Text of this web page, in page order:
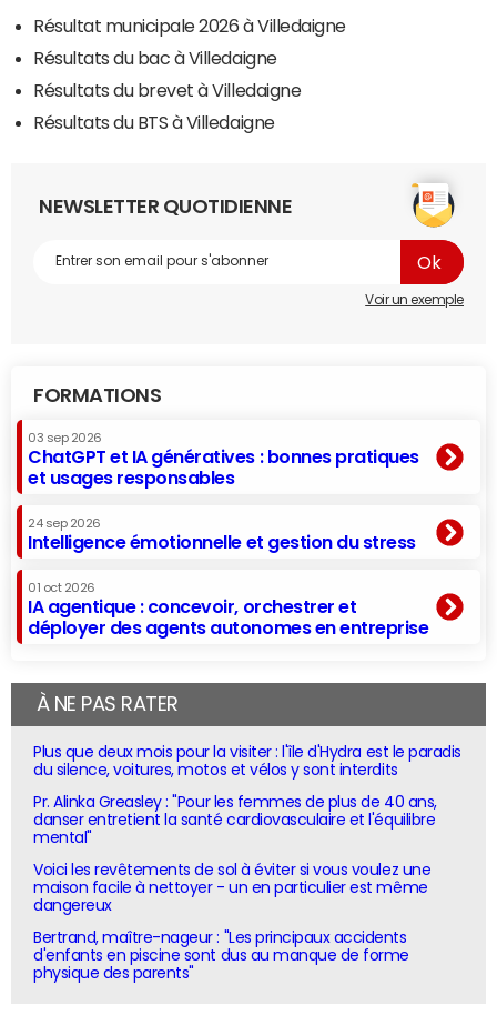
Résultat municipale 2026 à Villedaigne
Résultats du bac à Villedaigne
Résultats du brevet à Villedaigne
Résultats du BTS à Villedaigne
NEWSLETTER QUOTIDIENNE
Voir un exemple
FORMATIONS
03 sep 2026
ChatGPT et IA génératives : bonnes pratiques
et usages responsables
24 sep 2026
Intelligence émotionnelle et gestion du stress
01 oct 2026
IA agentique : concevoir, orchestrer et
déployer des agents autonomes en entreprise
À NE PAS RATER
Plus que deux mois pour la visiter : l'île d'Hydra est le paradis
du silence, voitures, motos et vélos y sont interdits
Pr. Alinka Greasley : "Pour les femmes de plus de 40 ans,
danser entretient la santé cardiovasculaire et l'équilibre
mental"
Voici les revêtements de sol à éviter si vous voulez une
maison facile à nettoyer - un en particulier est même
dangereux
Bertrand, maître-nageur : "Les principaux accidents
d'enfants en piscine sont dus au manque de forme
physique des parents"